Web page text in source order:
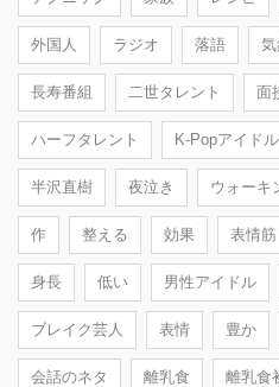
外国人 ラジオ 落語
長寿番組 二世タレント 面
ハーフタレント K-Popアイドル
半沢直樹 夜泣き ウォーキ
作 整える 効果 表情筋
身長 低い 男性アイドル
ブレイク芸人 表情 豊か
会話のネタ 離乳食 離乳食